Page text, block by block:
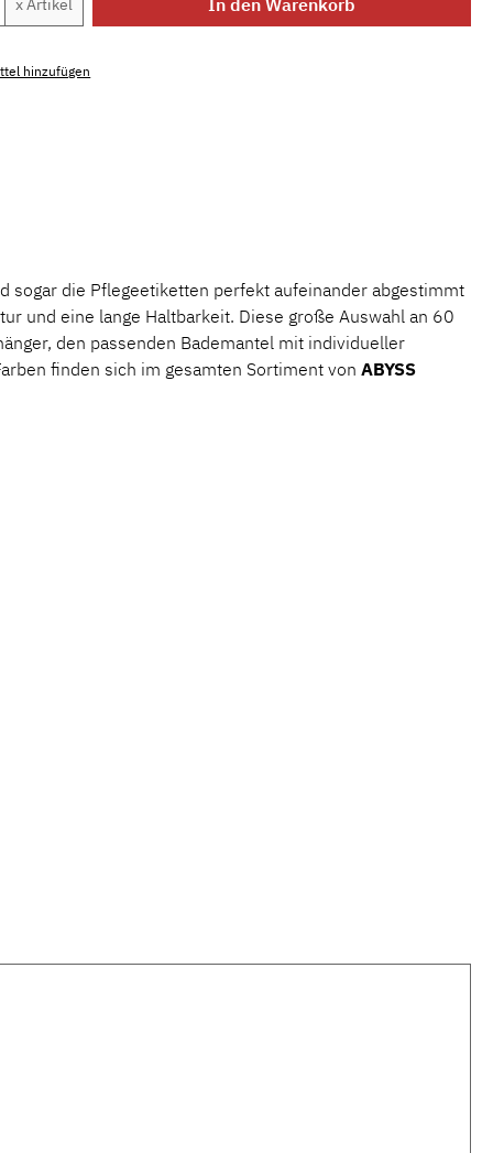
x Artikel In den Warenkorb
hinzufügen
sogar die Pflegeetiketten perfekt aufeinander abgestimmt
und eine lange Haltbarkeit. Diese große Auswahl an 60
den passenden Bademantel mit individueller
finden sich im gesamten Sortiment von ABYSS